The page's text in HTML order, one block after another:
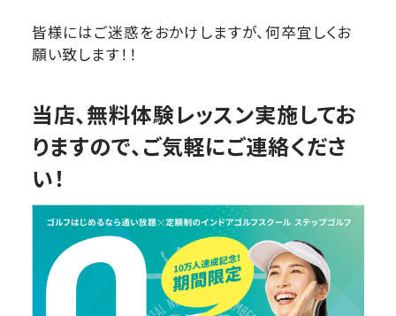
皆様にはご迷惑をおかけしますが、何卒宜しくお
願い致します！！
当店、無料体験レッスン実施してお
りますので、ご気軽にご連絡くださ
い！